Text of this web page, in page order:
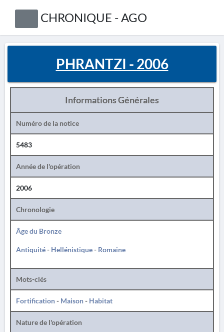
CHRONIQUE - AGO
PHRANTZI - 2006
Informations Générales
Numéro de la notice
5483
Année de l'opération
2006
Chronologie
Âge du Bronze
Antiquité- Hellénistique- Romaine
Mots-clés
Fortification- Maison- Habitat
Nature de l'opération